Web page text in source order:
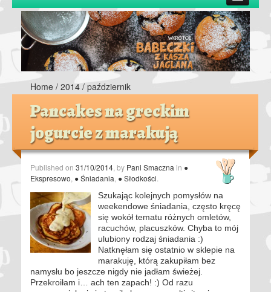
Home / 2014 / październik
Pancakes na greckim
jogurcie z marakują
Published on 31/10/2014 , by Pani Smaczna in ●
Ekspresowo ● Śniadania ● Słodkości
Szukając kolejnych pomysłów na
weekendowe śniadania, często kręcę
się wokół tematu różnych omletów,
racuchów, placuszków. Chyba to mój
ulubiony rodzaj śniadania :)
Natknęłam się ostatnio w sklepie na
marakuję, którą zakupiłam bez
namysłu bo jeszcze nigdy nie jadłam świeżej.
Przekroiłam i… ach ten zapach! :) Od razu